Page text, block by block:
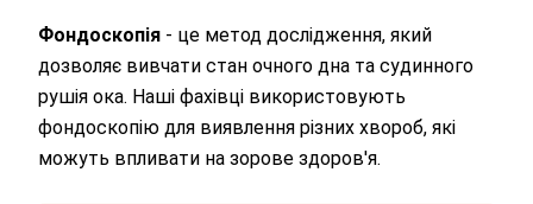
Фондоскопія - це метод дослідження, який
дозволяє вивчати стан очного дна та судинного
рушія ока. Наші фахівці використовують
фондоскопію для виявлення різних хвороб, які
можуть впливати на зорове здоров'я.